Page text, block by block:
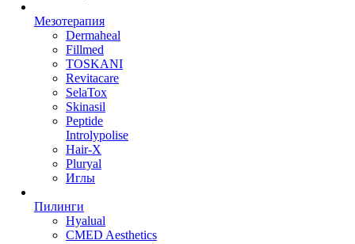
Мезотерапия
Dermaheal
Fillmed
TOSKANI
Revitacare
SelaTox
Skinasil
Peptide
Introlypolise
Hair-X
Pluryal
Иглы
Пилинги
Hyalual
CMED Aesthetics